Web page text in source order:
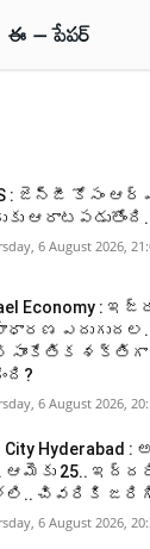
ఈ – పేపర్
: జెన్‌జీ కోసం
6 August 2026,
Economy :
సాంకేతిక
6 August 2026,
City Hyderabad
ఆమెకు 25..
చివరికి
6 August 2026,